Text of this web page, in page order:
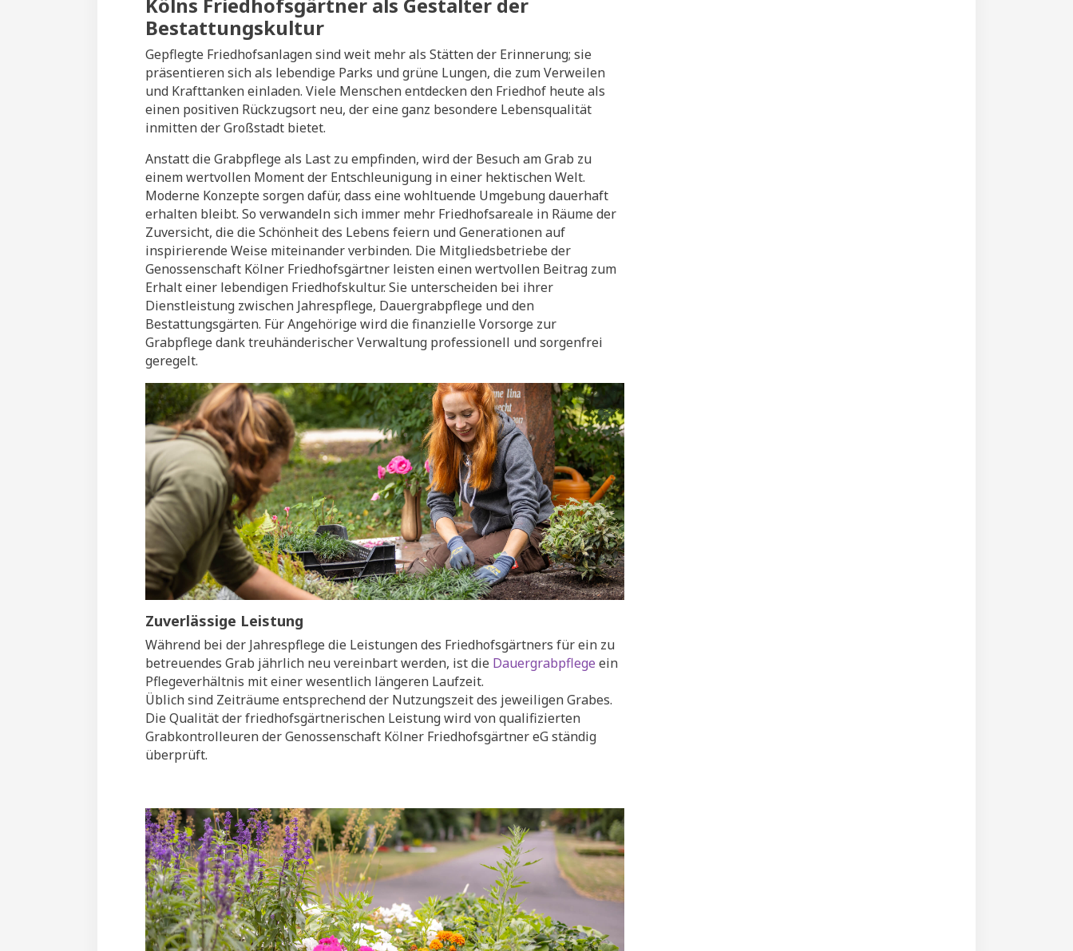
Bestattungskultur
Gepflegte Friedhofsanlagen sind weit mehr als Stätten der Erinnerung; sie
präsentieren sich als lebendige Parks und grüne Lungen, die zum Verweilen
und Krafttanken einladen. Viele Menschen entdecken den Friedhof heute als
einen positiven Rückzugsort neu, der eine ganz besondere Lebensqualität
inmitten der Großstadt bietet.
Anstatt die Grabpflege als Last zu empfinden, wird der Besuch am Grab zu
einem wertvollen Moment der Entschleunigung in einer hektischen Welt.
Moderne Konzepte sorgen dafür, dass eine wohltuende Umgebung dauerhaft
erhalten bleibt. So verwandeln sich immer mehr Friedhofsareale in Räume der
Zuversicht, die die Schönheit des Lebens feiern und Generationen auf
inspirierende Weise miteinander verbinden. Die Mitgliedsbetriebe der
Genossenschaft Kölner Friedhofsgärtner leisten einen wertvollen Beitrag zum
Erhalt einer lebendigen Friedhofskultur. Sie unterscheiden bei ihrer
Dienstleistung zwischen Jahrespflege, Dauergrabpflege und den
Bestattungsgärten. Für Angehörige wird die finanzielle Vorsorge zur
Grabpflege dank treuhänderischer Verwaltung professionell und sorgenfrei
geregelt.
Zuverlässige Leistung
Während bei der Jahrespflege die Leistungen des Friedhofsgärtners für ein zu
betreuendes Grab jährlich neu vereinbart werden, ist die Dauergrabpflege ein
Pflegeverhältnis mit einer wesentlich längeren Laufzeit.
Üblich sind Zeiträume entsprechend der Nutzungszeit des jeweiligen Grabes.
Die Qualität der friedhofsgärtnerischen Leistung wird von qualifizierten
Grabkontrolleuren der Genossenschaft Kölner Friedhofsgärtner eG ständig
überprüft.